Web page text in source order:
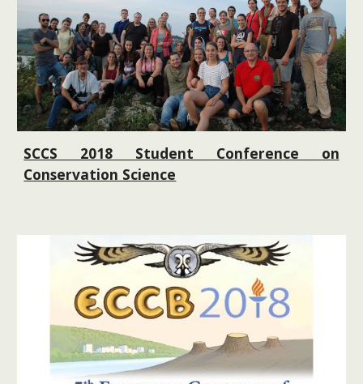
SCCS 2018 Student Conference on
Conservation Science